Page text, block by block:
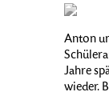
Anton
Jahre
wieder.